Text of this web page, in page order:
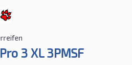
3 XL 3PMSF